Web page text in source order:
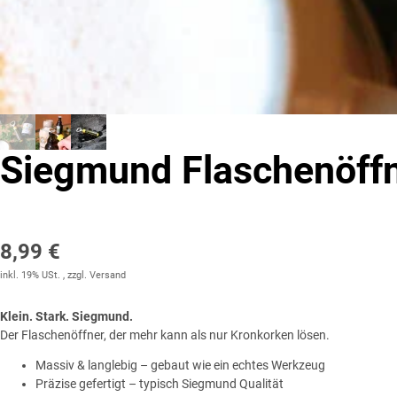
Siegmund
8,99 €
inkl. 19% USt. , zzgl. Versand
Klein. Stark. Siegmund.
Der Flaschenöffner, der mehr kann als nur Kronkorken lösen.
Massiv & langlebig – gebaut wie ein echtes Werkzeug
Präzise gefertigt – typisch Siegmund Qualität